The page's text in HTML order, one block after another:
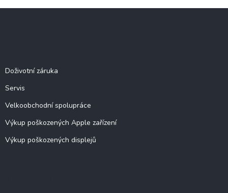
l
ý
Doživotní záruka
Servis
Velkoobchodní spolupráce
Výkup poškozených Apple zařízení
Výkup poškozených displejů